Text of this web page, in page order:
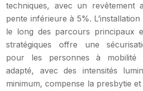
techniques, avec un revêtement
pente inférieure à 5%.
le long des parcours principaux
stratégiques offre une
pour les personnes à mobilité
adapté, avec des intensités
minimum, compense la presbytie